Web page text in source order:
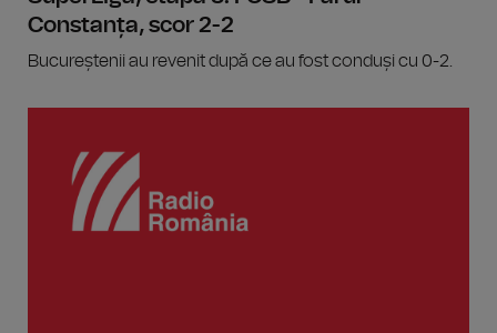
Constanța, scor 2-2
Bucureștenii au revenit după ce au fost conduși cu 0-2.